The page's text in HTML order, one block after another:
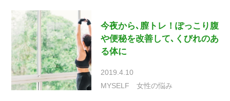
今夜から､膣トレ！ぽっこり腹
や便秘を改善して､くびれのあ
る体に
2019.4.10
MYSELF
女性の悩み